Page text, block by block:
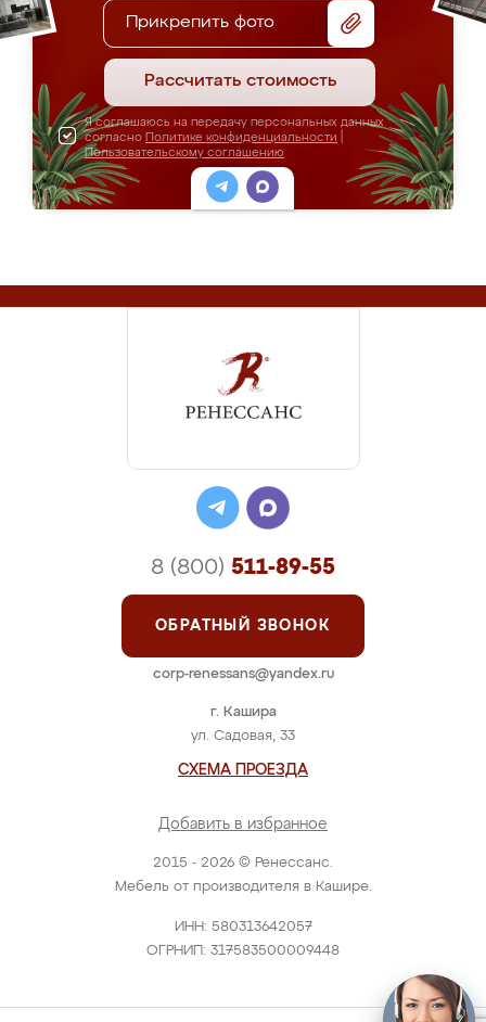
Прикрепить фото
Рассчитать стоимость
Я соглашаюсь на передачу персональных данных
согласно Политике конфиденциальности
Пользовательскому соглашению
2015 - 2026 © Ренессанс.
Мебель от производителя в Кашире.
ИНН: 580313642057
ОГРНИП: 317583500009448
г. Кашира
ул. Садовая, 33
СХЕМА ПРОЕЗДА
Добавить в избранное
8 (800) 511-89-55
ОБРАТНЫЙ ЗВОНОК
corp-renessans@yandex.ru